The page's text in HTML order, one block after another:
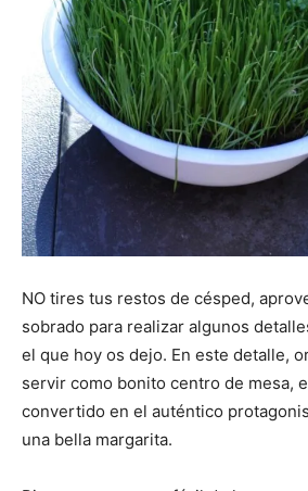
NO tires tus restos de césped,
sobrado para realizar algunos
el que hoy os dejo. En este detalle,
servir como bonito centro de mesa,
convertido en el auténtico
una bella margarita.